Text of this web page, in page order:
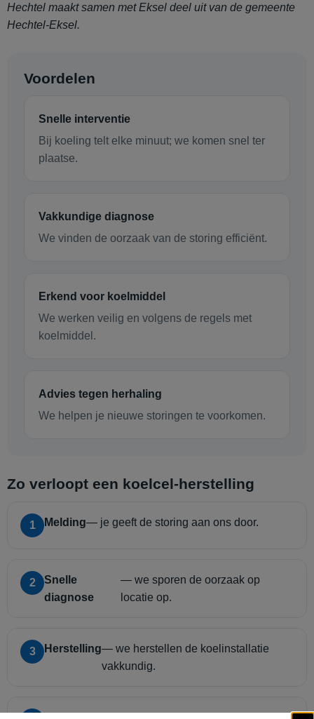
Hechtel maakt samen met Eksel deel uit van de gemeente
Hechtel-Eksel.
Voordelen
Snelle interventie
Bij koeling telt elke minuut; we komen snel ter
plaatse.
Vakkundige diagnose
We vinden de oorzaak van de storing efficiënt.
Erkend voor koelmiddel
We werken veilig en volgens de regels met
koelmiddel.
Advies tegen herhaling
We helpen je nieuwe storingen te voorkomen.
Zo verloopt een koelcel-herstelling
1 Melding— je geeft de storing aan ons door.
2
Snelle
diagnose
— we sporen de oorzaak op
locatie op.
3 Herstelling— we herstellen de koelinstallatie
vakkundig.